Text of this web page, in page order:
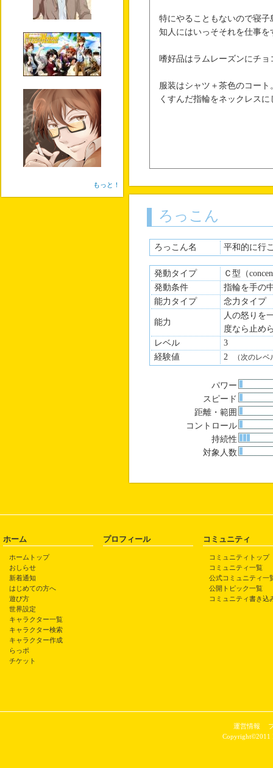
特にやることもないので寝
知人にはいっそそれを仕事
嗜好品はラムレーズンにチ
服装はシャツ＋茶色のコート
くすんだ指輪をネックレスに
ろっこん
ろっこん名 平和的に行
発動タイプ
Ｃ型（
発動条件
指輪を手の
能力タイプ
念力タイプ
能力
人の怒りを
度なら止め
レベル
3
経験値
2 （次のレ
パワー
スピード
距離・範囲
コントロール
持続性
対象人数
もっと！
ホーム
ホームトップ
おしらせ
新着通知
はじめての方へ
遊び方
世界設定
キャラクター一覧
キャラクター検索
キャラクター作成
らっポ
チケット
プロフィール コミュニティ
コミュニティトップ
コミュニティ一覧
公式コミュニティ一
公開トピック一覧
コミュニティ書き込
運営情報
Copyright©2011